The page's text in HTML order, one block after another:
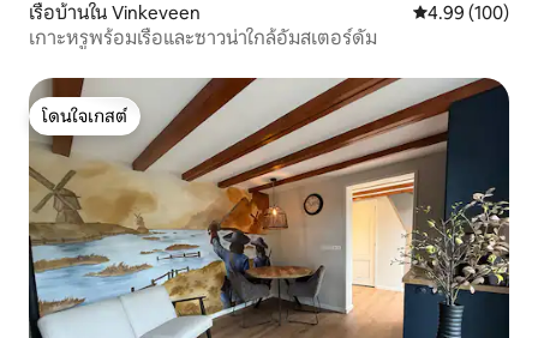
เรือบ้านใน Vinkeveen คะแนนเฉลี่ย
4.99 (100)
เกาะหรูพร้อมเรือและซาวน่าใกล้อัมสเตอร์ดัม
โดนใจเกสต์
โดนใจเกสต์